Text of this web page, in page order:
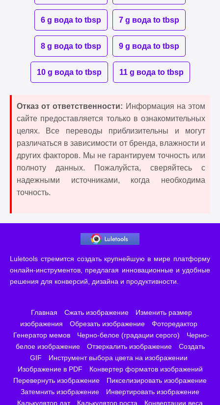
6 g вода to tbsp 7 g вода to tbsp
8 g вода to tbsp 9 g вода to tbsp
10 g вода to tbsp 11 g вода to tbsp
Отказ от ответственности: Информация на этом
сайте предоставляется только в ознакомительных
целях. Все переводы приблизительны и могут
различаться в зависимости от бренда, влажности и
других факторов. Мы не гарантируем точность или
полноту данных. Пожалуйста, сверяйтесь с
надежными источниками, когда необходима
точность.
Luletools стремится создать крупнейшую в мире платформу
онлайн-инструментов, предлагая инновационные и удобные
решения для конверсий, дизайна и продуктивности.
Главная Сжать изображение
Изменить размер
изображения
Обрезать изображение
Фоторедактор
Генератор мемов
Черно-белое (градации серого)
Черно-
белое изображение
Отзеркалить изображение
Создать
GIF
Инструмент выбора цвета на изображении
Изображение в PDF
Конвертер форматов изображений
Перевернуть изображение
Пикселизировать изображение
Затемнить изображение
Инвертировать изображение
Калькулятор дат
Калькулятор роста Конвертации веса